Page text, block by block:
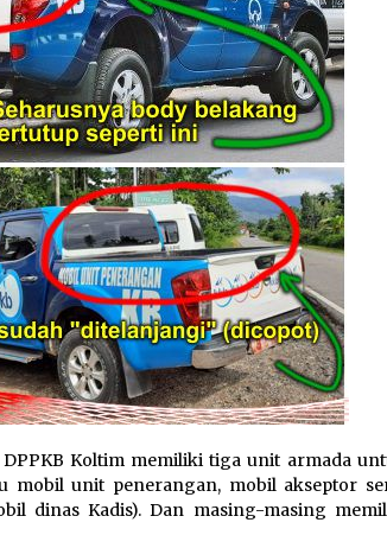
Koltim memiliki tiga unit armada
mobil unit penerangan, mobil akseptor
dinas Kadis). Dan masing-masing